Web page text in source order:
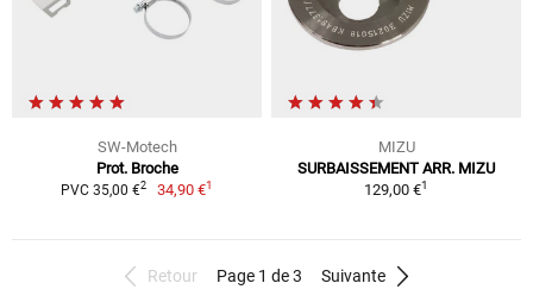
SW-Motech
Prot. Broche
PVC 35,00 €2 34,90 €1
MIZU
SURBAISSEMENT ARR. MIZU
129,00 €1
Retour Page 1 de 3 Suivante